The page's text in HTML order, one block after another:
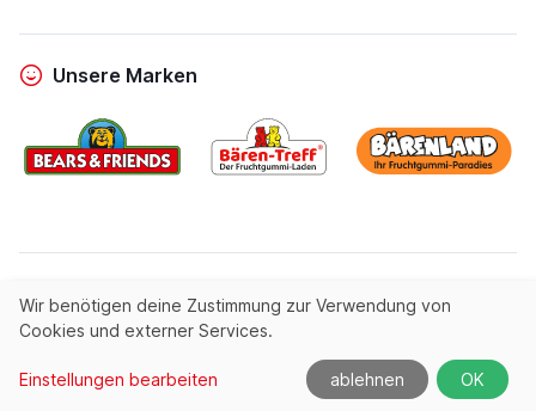
Unsere Marken
© All rights reserved by
Produktnavigation
Wir benötigen deine Zustimmung zur Verwendung von
Cookies und externer Services.
Einstellungen bearbeiten ablehnen OK